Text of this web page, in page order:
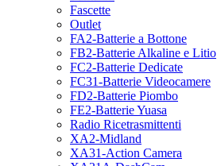
Fascette
Outlet
FA2-Batterie a Bottone
FB2-Batterie Alkaline e Litio
FC2-Batterie Dedicate
FC31-Batterie Videocamere
FD2-Batterie Piombo
FE2-Batterie Yuasa
Radio Ricetrasmittenti
XA2-Midland
XA31-Action Camera